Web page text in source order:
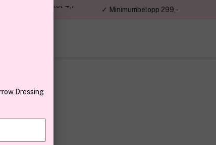
kunder – Trustpilot 4,7
✓ Minimumbelopp 299,-
Dressing